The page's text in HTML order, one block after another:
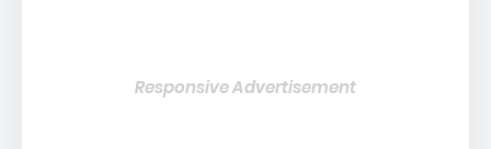
Responsive Advertisement